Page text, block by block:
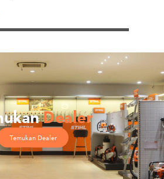
Dealer
Temukan Dealer